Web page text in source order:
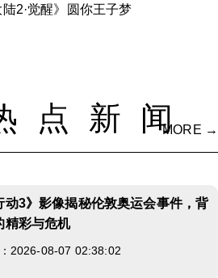
2·觉醒》圆你王子梦
点新闻
MORE →
动3》影像揭秘伦敦奥运会事件，背
精彩与危机
2026-08-07 02:38:02